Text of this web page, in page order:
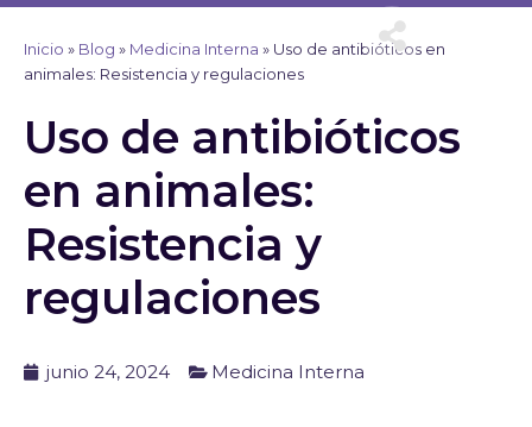
Ir
contenido
Inicio » Blog » Medicina Interna » Uso de antibióticos en
animales: Resistencia y regulaciones
Uso de antibióticos
en animales:
Resistencia y
regulaciones
junio 24, 2024 Medicina Interna